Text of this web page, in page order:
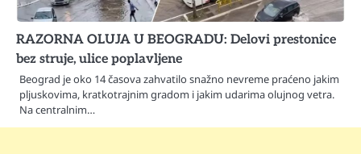
RAZORNA OLUJA U BEOGRADU: Delovi prestonice
bez struje, ulice poplavljene
Beograd je oko 14 časova zahvatilo snažno nevreme praćeno jakim
pljuskovima, kratkotrajnim gradom i jakim udarima olujnog vetra.
Na centralnim…